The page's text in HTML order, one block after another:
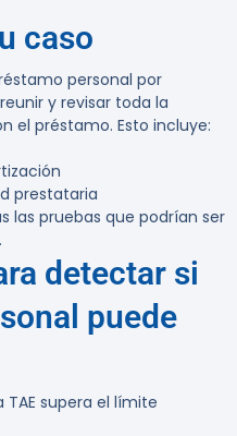
caso
personal por
y revisar toda la
el préstamo. Esto incluye:
prestataria
las pruebas que podrían ser
detectar si
puede
TAE supera el límite